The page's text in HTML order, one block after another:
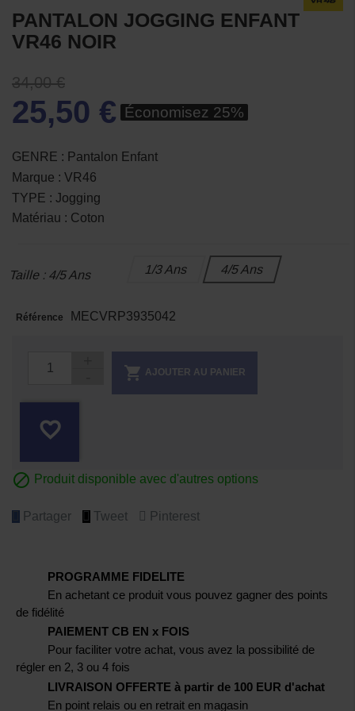
PANTALON JOGGING ENFANT
VR46 NOIR
34,00 €
25,50 € Économisez 25%
GENRE : Pantalon Enfant
Marque : VR46
TYPE : Jogging
Matériau : Coton
Taille : 4/5 Ans 1/3 Ans 4/5 Ans
Référence MECVRP3935042
 AJOUTER AU PANIER
favorite_border
 Produit disponible avec d'autres options
Partager Tweet Pinterest
PROGRAMME FIDELITE
En achetant ce produit vous pouvez gagner des points
de fidélité
PAIEMENT CB EN x FOIS
Pour faciliter votre achat, vous avez la possibilité de
régler en 2, 3 ou 4 fois
LIVRAISON OFFERTE à partir de 100 EUR d'achat
En point relais ou en retrait en magasin